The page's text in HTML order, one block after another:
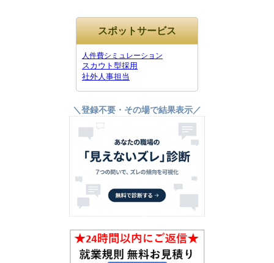
スポットサービス
人件費シミュレーション
スカウト型採用
社外人事担当
＼登録不要・その場で結果表示／